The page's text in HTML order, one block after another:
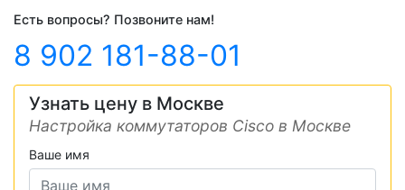
Есть вопросы? Позвоните нам!
8 902 181-88-01
Узнать цену в Москве
Настройка коммутаторов Cisco в Москве
Ваше имя